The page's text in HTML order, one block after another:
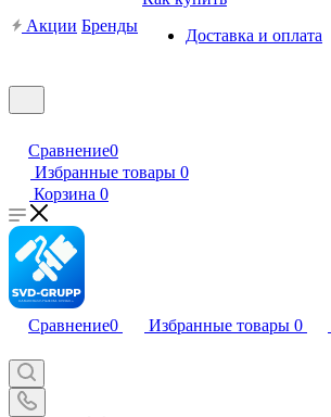
Акции Бренды
Доставка и оплата
Сравнение0
Избранные товары 0
Корзина 0
Сравнение0 Избранные товары 0